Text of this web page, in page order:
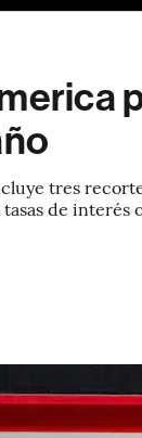
tres
de interés